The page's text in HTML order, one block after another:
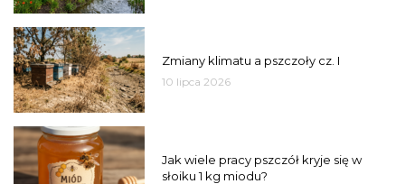
Zmiany klimatu a pszczoły cz. I
10 lipca 2026
Jak wiele pracy pszczół kryje się w
słoiku 1 kg miodu?